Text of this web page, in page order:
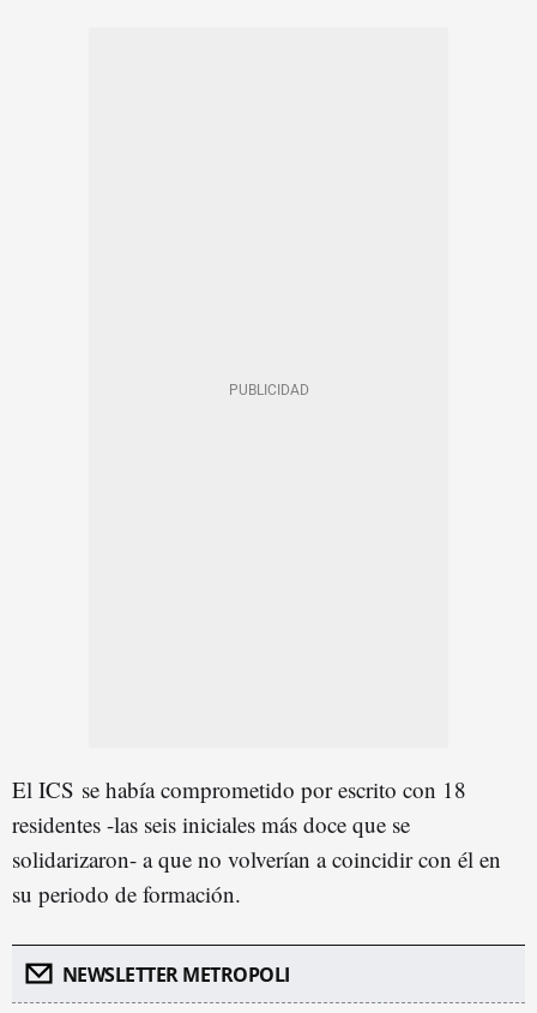
El ICS se había comprometido por escrito con 18
residentes -las seis iniciales más doce que se
solidarizaron- a que no volverían a coincidir con él en
su periodo de formación.
NEWSLETTER METROPOLI